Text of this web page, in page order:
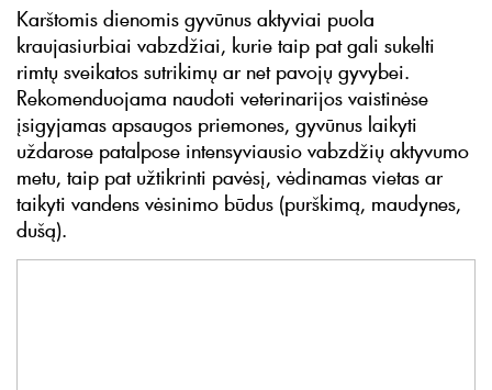
Karštomis dienomis gyvūnus aktyviai puola
kraujasiurbiai vabzdžiai, kurie taip pat gali sukelti
rimtų sveikatos sutrikimų ar net pavojų gyvybei.
Rekomenduojama naudoti veterinarijos vaistinėse
įsigyjamas apsaugos priemones, gyvūnus laikyti
uždarose patalpose intensyviausio vabzdžių aktyvumo
metu, taip pat užtikrinti pavėsį, vėdinamas vietas ar
taikyti vandens vėsinimo būdus (purškimą, maudynes,
dušą).